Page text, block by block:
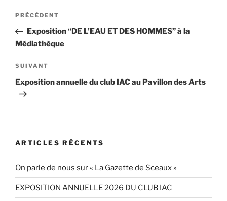
Navigation
l’article
Article
précédent
PRÉCÉDENT
Exposition “DE L’EAU ET DES HOMMES” à la
Médiathèque
Article
suivant
SUIVANT
Exposition annuelle du club IAC au Pavillon des Arts
ARTICLES RÉCENTS
On parle de nous sur « La Gazette de Sceaux »
EXPOSITION ANNUELLE 2026 DU CLUB IAC